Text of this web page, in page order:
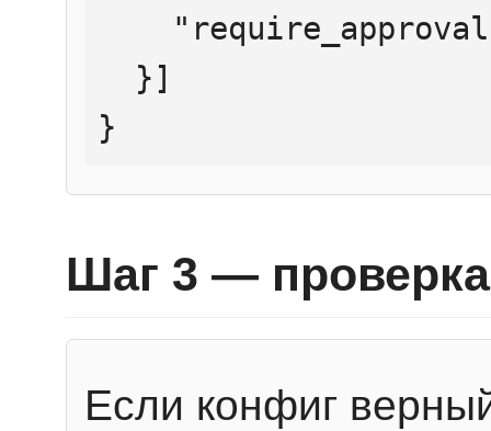
}
Шаг 3 — проверка
Если конфиг